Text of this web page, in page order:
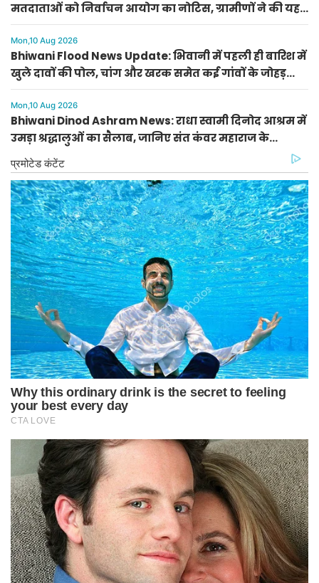
मतदाताओं को निर्वाचन आयोग का नोटिस, ग्रामीणों ने की यह
बड़ी मांग
Mon,10 Aug 2026
Bhiwani Flood News Update: भिवानी में पहली ही बारिश में
खुले दावों की पोल, चांग और खरक समेत कई गांवों के जोहड़
ओवरफ्लो
Mon,10 Aug 2026
Bhiwani Dinod Ashram News: राधा स्वामी दिनोद आश्रम में
उमड़ा श्रद्धालुओं का सैलाब, जानिए संत कंवर महाराज के
अनमोल विचार